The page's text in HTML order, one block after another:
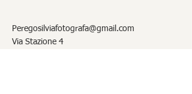
Peregosilviafotografa@gmail.com
Via Stazione 4